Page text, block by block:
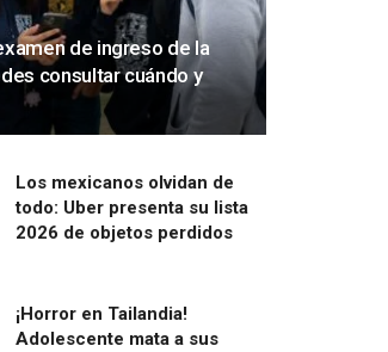
de ingreso de la
consultar cuándo y
Los mexicanos olvidan de
todo: Uber presenta su lista
2026 de objetos perdidos
¡Horror en Tailandia!
Adolescente mata a sus